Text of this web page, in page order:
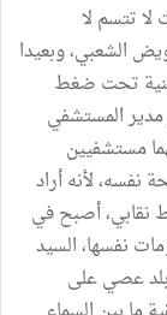
تراجعات لا تتسم لا
الشعبي، وبعيدا
تحت ضغط
مدير المستشفي
مستشفيين
نفسه، لأنه أراد
نقابي، أصبح في
نفسها، السيد
بلد عصي على